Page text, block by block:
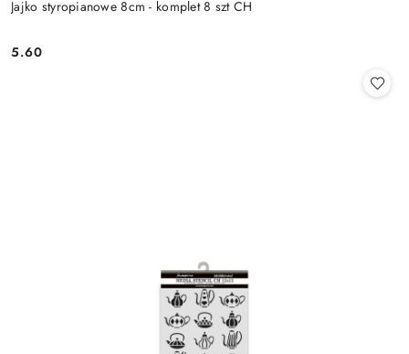
Jajko styropianowe 8cm - komplet 8 szt CH
Cena:
5.60